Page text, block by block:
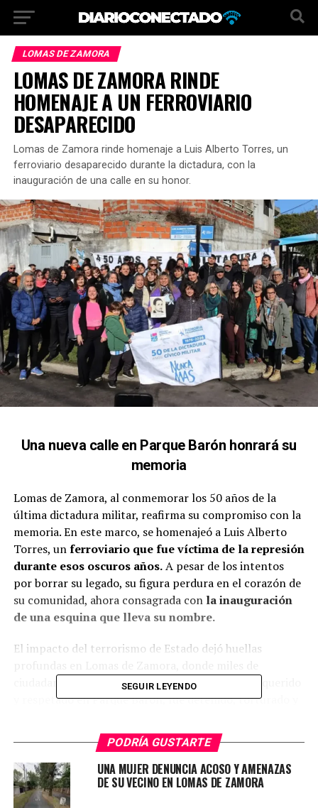
LOMAS DE ZAMORA
LOMAS DE ZAMORA RINDE
HOMENAJE A UN FERROVIARIO
DESAPARECIDO
Lomas de Zamora rinde homenaje a Luis Alberto Torres, un
ferroviario desaparecido durante la dictadura, con la
inauguración de una calle en su honor.
Una nueva calle en Parque Barón honrará su
memoria
Lomas de Zamora, al conmemorar los 50 años de la
última dictadura militar, reafirma su compromiso con la
memoria. En este marco, se homenajeó a Luis Alberto
Torres, unferroviario que fue víctima de la represión
durante esos oscuros años.A pesar de los intentos
por borrar su legado, su figura perdura en el corazón de
su comunidad, ahora consagrada con la inauguración
de una esquina que lleva su nombre.
El impacto del terrorismo de Estado dejó huellas
ciudadanos sufrieron sus consecuencias. Torres, querido
y respetado en Parque Barón, fue detenido, torturado y
comunidad se unió en la inauguración de la calle en su
honor, con la presencia de su familia, alumnos de la
Escuela N°31, autoridades y artistas.
SEGUIR LEYENDO
PODRÍA GUSTARTE
UNA MUJER DENUNCIA ACOSO Y AMENAZAS
DE SU VECINO EN LOMAS DE ZAMORA